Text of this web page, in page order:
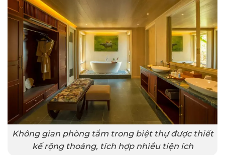
Không gian phòng tắm trong biệt thự được thiết
kế rộng thoáng, tích hợp nhiều tiện ích